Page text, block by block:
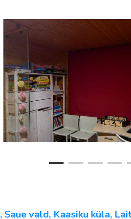
Saue vald, Kaasiku küla,